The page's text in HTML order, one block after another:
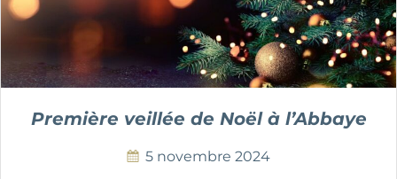
Première veillée de Noël à l’Abbaye
5 novembre 2024